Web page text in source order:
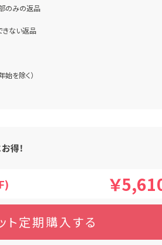
のみの返品
きない返品
始を除く）
得！
￥
ト定期購入する